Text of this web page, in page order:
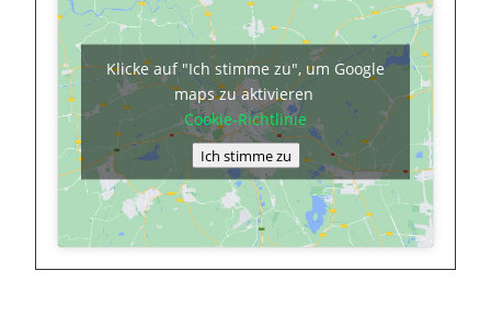
Klicke auf "Ich stimme zu", um Google
maps zu aktivieren
Cookie-Richtlinie
Ich stimme zu